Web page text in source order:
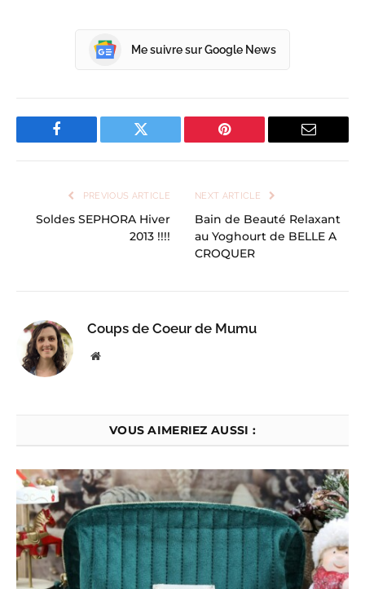
Me suivre sur Google News
Facebook Twitter Pinterest Email
PREVIOUS ARTICLE
Soldes SEPHORA Hiver
2013 !!!!
NEXT ARTICLE
Bain de Beauté Relaxant
au Yoghourt de BELLE A
CROQUER
Coups de Coeur de Mumu
Website
VOUS AIMERIEZ AUSSI :